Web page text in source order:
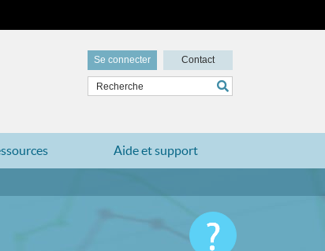
Se connecter Contact
Aide et support